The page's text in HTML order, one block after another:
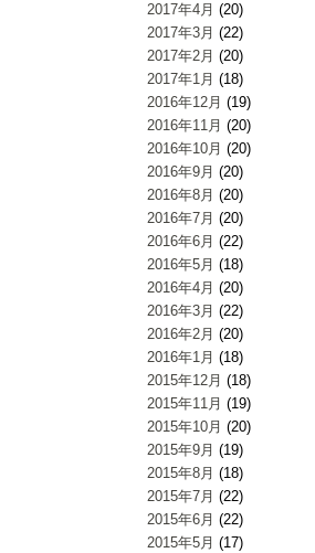
2017年4月 (20)
2017年3月 (22)
2017年2月 (20)
2017年1月 (18)
2016年12月 (19)
2016年11月 (20)
2016年10月 (20)
2016年9月 (20)
2016年8月 (20)
2016年7月 (20)
2016年6月 (22)
2016年5月 (18)
2016年4月 (20)
2016年3月 (22)
2016年2月 (20)
2016年1月 (18)
2015年12月 (18)
2015年11月 (19)
2015年10月 (20)
2015年9月 (19)
2015年8月 (18)
2015年7月 (22)
2015年6月 (22)
2015年5月 (17)